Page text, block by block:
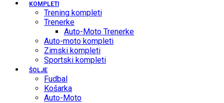
KOMPLETI
Trening kompleti
Trenerke
Auto-Moto Trenerke
Auto-moto kompleti
Zimski kompleti
Sportski kompleti
ŠOLJE
Fudbal
Košarka
Auto-Moto